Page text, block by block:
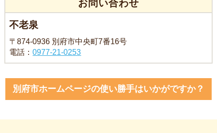
お問い合わせ
不老泉
〒874-0936 別府市中央町7番16号
電話：0977-21-0253
別府市ホームページの使い勝手はいかがですか？